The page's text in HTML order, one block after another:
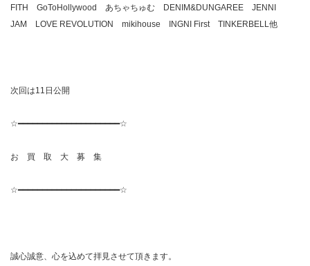
FITH GoToHollywood あちゃちゅむ DENIM&DUNGAREE JENNI
JAM LOVE REVOLUTION mikihouse INGNI First TINKERBELL他
次回は11日公開
☆━━━━━━━━━━━━━━━━━━━━━☆
お 買 取 大 募 集
☆━━━━━━━━━━━━━━━━━━━━━☆
誠心誠意、心を込めて拝見させて頂きます。